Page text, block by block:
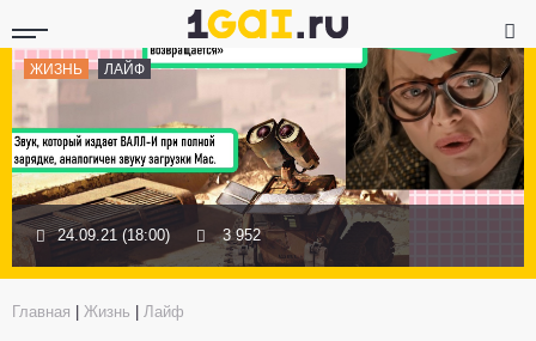
ЖИЗНЬ ЛАЙФ
24.09.21 (18:00) 3 952
Главная Жизнь Лайф